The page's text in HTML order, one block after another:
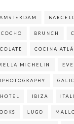
AMSTERDAM
BRUNCH
COCINA
MICHELIN
HOTEL IBIZA
LUGO